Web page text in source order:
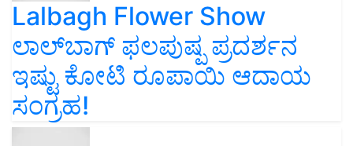
Lalbagh Flower Show
ಲಾಲ್‌ಬಾಗ್ ಫಲಪುಷ್ಪ ಪ್ರದರ್ಶನ
ಇಷ್ಟು ಕೋಟಿ ರೂಪಾಯಿ ಆದಾಯ
ಸಂಗ್ರಹ!